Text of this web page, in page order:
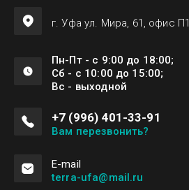
г. Уфа ул. Мира, 61, офис П1
Пн-Пт - с 9:00 до 18:00;
Сб - с 10:00 до 15:00;
Вс - выходной
+7 (996) 401-33-91
Вам перезвонить?
Е-mail
terra-ufa@mail.ru